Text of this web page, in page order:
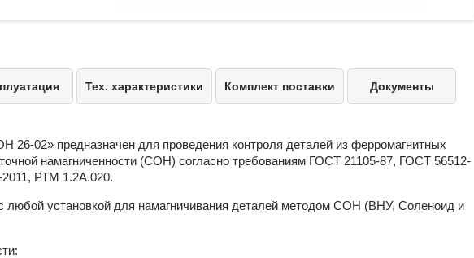
Тех. характеристики Комплект поставки Документы
26-02» предназначен для проведения контроля деталей из ферромагнитных
намагниченности (СОН) согласно требованиям ГОСТ 21105-87, ГОСТ 56512-
РТМ 1.2А.020.
любой установкой для намагничивания деталей методом СОН (ВНУ, Соленоид и